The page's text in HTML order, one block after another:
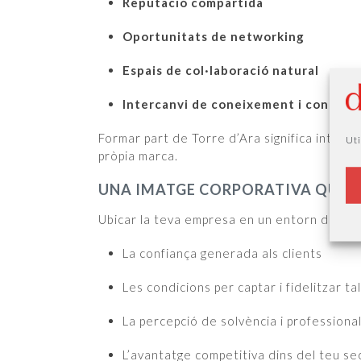
Oportunitats de networking
Espais de col·laboració natural
Intercanvi de coneixement i
Formar part de Torre d’Ara significa
pròpia marca.
UNA IMATGE CORPORATIVA QUE
Ubicar la teva empresa en un entorn de
La confiança generada als clients
Les condicions per captar i fidelitzar
La percepció de solvència i
L’avantatge competitiva dins del teu